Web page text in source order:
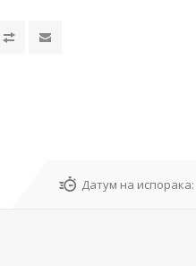
Датум на испорака: